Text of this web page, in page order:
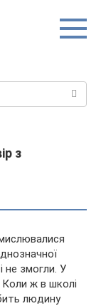
з
не змогли. У
Коли ж в школі
людину